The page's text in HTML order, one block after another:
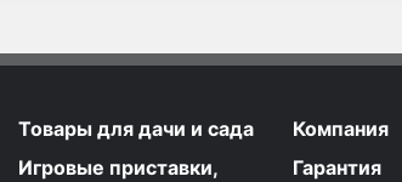
Товары для дачи и сада
Игровые приставки,
Компания
Гарантия